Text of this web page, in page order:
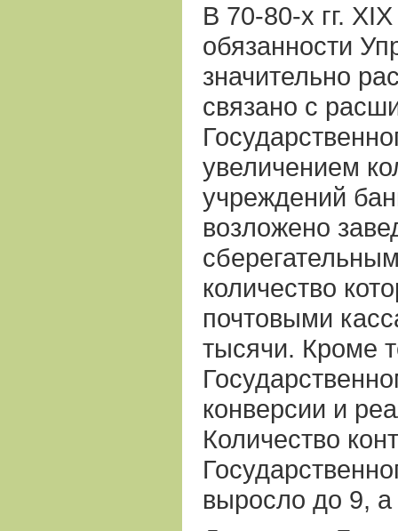
В 70-80-х гг.
обязанности
значительно
связано с
увеличением
учреждений
возложено
количество
почтовыми
тысячи. Кроме
конверсии и
Количество
выросло до 9,